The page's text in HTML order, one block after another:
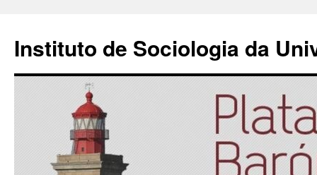
Instituto de Sociologia da